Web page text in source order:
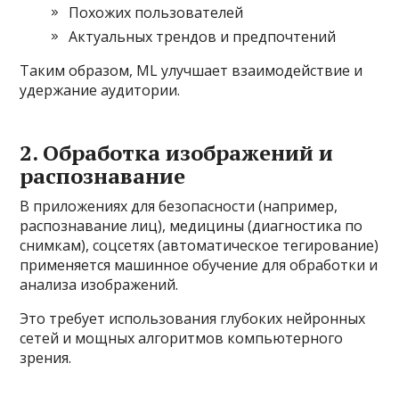
Похожих пользователей
Актуальных трендов и предпочтений
Таким образом, ML улучшает взаимодействие и
удержание аудитории.
2. Обработка изображений и
распознавание
В приложениях для безопасности (например,
распознавание лиц), медицины (диагностика по
снимкам), соцсетях (автоматическое тегирование)
применяется машинное обучение для обработки и
анализа изображений.
Это требует использования глубоких нейронных
сетей и мощных алгоритмов компьютерного
зрения.